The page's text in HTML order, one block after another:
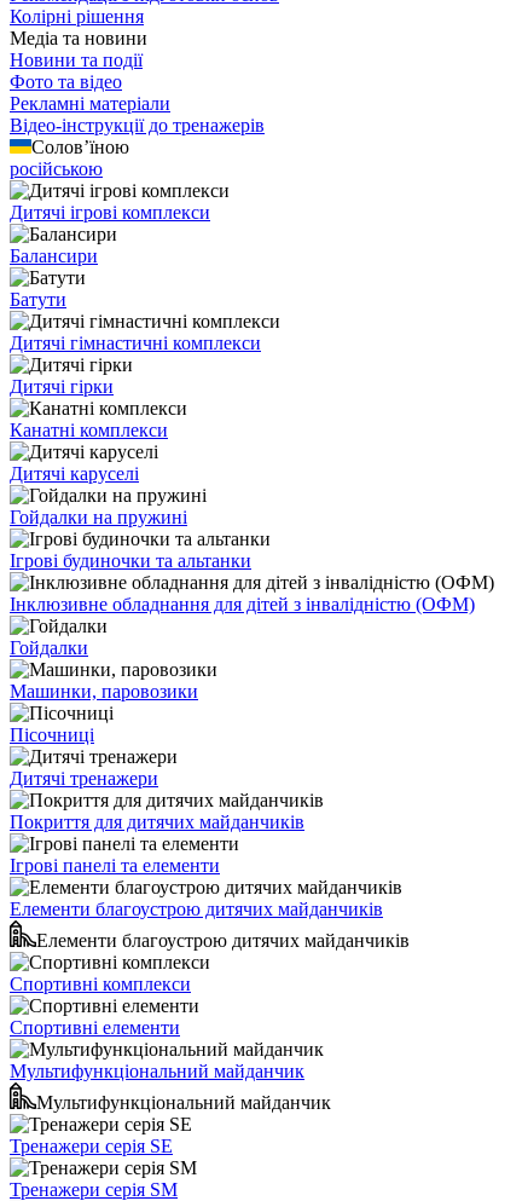
Колірні рішення
Медіа та новини
Новини та події
Фото та відео
Рекламні матеріали
Відео-інструкції до тренажерів
Солов’їною
російською
Дитячі ігрові комплекси
Балансири
Батути
Дитячі гімнастичні комплекси
Дитячі гірки
Канатні комплекси
Дитячі каруселі
Гойдалки на пружині
Ігрові будиночки та альтанки
Інклюзивне обладнання для дітей з інвалідністю (ОФМ)
Гойдалки
Машинки, паровозики
Пісочниці
Дитячі тренажери
Покриття для дитячих майданчиків
Ігрові панелі та елементи
Елементи благоустрою дитячих майданчиків
Елементи благоустрою дитячих майданчиків
Спортивні комплекси
Спортивні елементи
Мультифункціональний майданчик
Мультифункціональний майданчик
Тренажери серія SE
Тренажери серія SM